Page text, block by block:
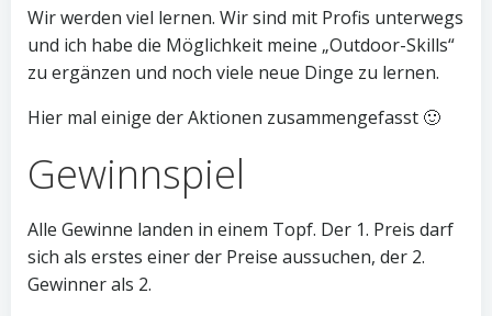
Wir werden viel lernen. Wir sind mit Profis unterwegs
und ich habe die Möglichkeit meine „Outdoor-Skills“
zu ergänzen und noch viele neue Dinge zu lernen.
Hier mal einige der Aktionen zusammengefasst 🙂
Gewinnspiel
Alle Gewinne landen in einem Topf. Der 1. Preis darf
sich als erstes einer der Preise aussuchen, der 2.
Gewinner als 2.